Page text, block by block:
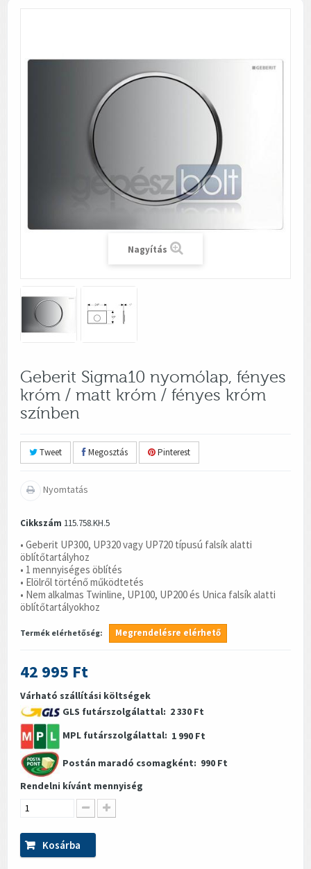
Nagyítás
Geberit Sigma10 nyomólap, fényes
króm / matt króm / fényes króm
színben
Tweet Megosztás Pinterest
Nyomtatás
Cikkszám 115.758.KH.5
• Geberit UP300, UP320 vagy UP720 típusú falsík alatti
öblítőtartályhoz
• 1 mennyiséges öblítés
• Elölről történő működtetés
• Nem alkalmas Twinline, UP100, UP200 és Unica falsík alatti
öblítőtartályokhoz
Termék elérhetőség: Megrendelésre elérhető
42 995 Ft
Várható szállítási költségek
GLS futárszolgálattal: 2 330 Ft
MPL futárszolgálattal: 1 990 Ft
Postán maradó csomagként: 990 Ft
Rendelni kívánt mennyiség
Kosárba